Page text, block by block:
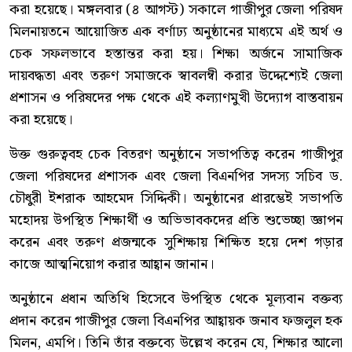
করা হয়েছে। মঙ্গলবার (৪ আগস্ট) সকালে গাজীপুর জেলা পরিষদ
মিলনায়তনে আয়োজিত এক বর্ণাঢ্য অনুষ্ঠানের মাধ্যমে এই অর্থ ও
চেক সফলভাবে হস্তান্তর করা হয়। শিক্ষা অর্জনে সামাজিক
দায়বদ্ধতা এবং তরুণ সমাজকে স্বাবলম্বী করার উদ্দেশ্যেই জেলা
প্রশাসন ও পরিষদের পক্ষ থেকে এই কল্যাণমুখী উদ্যোগ বাস্তবায়ন
করা হয়েছে।
উক্ত গুরুত্ববহ চেক বিতরণ অনুষ্ঠানে সভাপতিত্ব করেন গাজীপুর
জেলা পরিষদের প্রশাসক এবং জেলা বিএনপির সদস্য সচিব ড.
চৌধুরী ইশরাক আহমেদ সিদ্দিকী। অনুষ্ঠানের প্রারম্ভেই সভাপতি
মহোদয় উপস্থিত শিক্ষার্থী ও অভিভাবকদের প্রতি শুভেচ্ছা জ্ঞাপন
করেন এবং তরুণ প্রজন্মকে সুশিক্ষায় শিক্ষিত হয়ে দেশ গড়ার
কাজে আত্মনিয়োগ করার আহ্বান জানান।
অনুষ্ঠানে প্রধান অতিথি হিসেবে উপস্থিত থেকে মূল্যবান বক্তব্য
প্রদান করেন গাজীপুর জেলা বিএনপির আহ্বায়ক জনাব ফজলুল হক
মিলন, এমপি। তিনি তাঁর বক্তব্যে উল্লেখ করেন যে, শিক্ষার আলো